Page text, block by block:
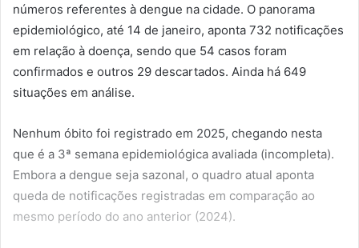
números referentes à dengue na cidade. O panorama
epidemiológico, até 14 de janeiro, aponta 732 notificações
em relação à doença, sendo que 54 casos foram
confirmados e outros 29 descartados. Ainda há 649
situações em análise.
Nenhum óbito foi registrado em 2025, chegando nesta
que é a 3ª semana epidemiológica avaliada (incompleta).
Embora a dengue seja sazonal, o quadro atual aponta
queda de notificações registradas em comparação ao
mesmo período do ano anterior (2024).